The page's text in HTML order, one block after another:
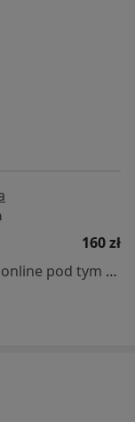
160 zł
Specjalista nie oferuje umawiania online pod tym adresem.